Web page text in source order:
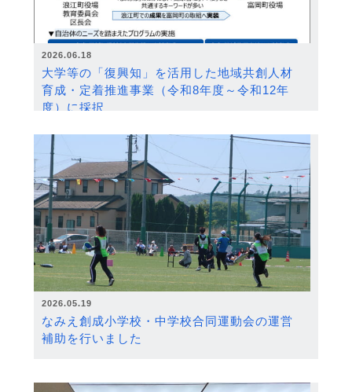
2026.06.18
大学等の「復興知」を活用した地域共創人材
育成・定着推進事業（令和8年度～令和12年
度）に採択
2026.05.19
なみえ創成小学校・中学校合同運動会の運営
補助を行いました